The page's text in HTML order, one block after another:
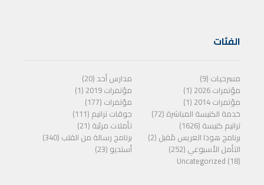
الفئات
مسرحيات (9)
مدارس أحد (20)
مؤتمرات 2026 (1)
مؤتمرات 2019 (1)
مؤتمرات 2014 (1)
مؤتمرات (177)
خدمة الكنيسة المباشرة (72)
جوقات ترانيم (111)
ترانيم كنيسة (1626)
تأملات مرئية (21)
برنامج هوذا العريس مًقبل (2)
برنامج رسالة من القلب (340)
التأمل الأسبوعي (252)
أستديو (23)
Uncategorized (18)